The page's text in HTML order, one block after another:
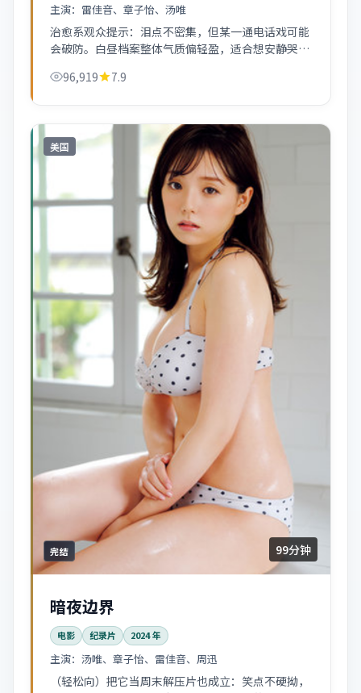
主演： 雷佳音、章子怡、汤唯
治愈系观众提示：泪点不密集，但某一通电话戏可能
会破防。白昼档案整体气质偏轻盈，适合想安静哭一
96,919 7.9
美国
完结 99分钟
暗夜边界
电影 纪录片 2024年
主演： 汤唯、章子怡、雷佳音、周迅
（轻松向）把它当周末解压片也成立：笑点不硬拗，